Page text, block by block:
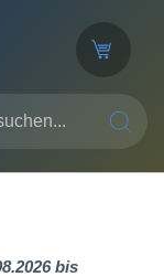
SUCHE
bis